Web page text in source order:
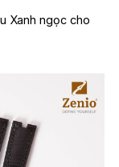
Xanh ngọc cho